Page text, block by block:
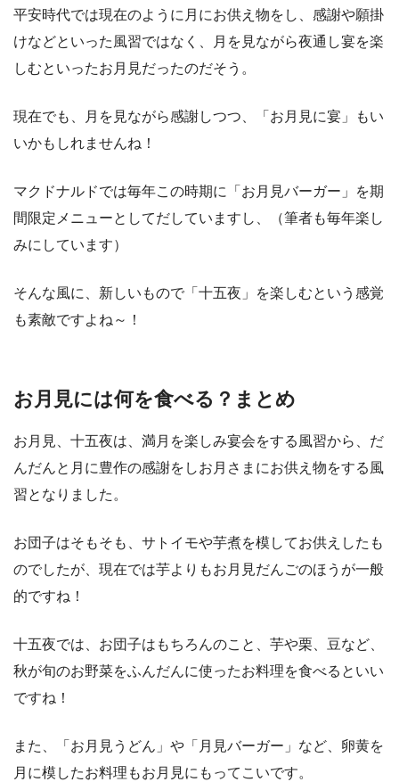
平安時代では現在のように月にお供え物をし、感謝や願掛
けなどといった風習ではなく、月を見ながら夜通し宴を楽
しむといったお月見だったのだそう。
現在でも、月を見ながら感謝しつつ、「お月見に宴」もい
いかもしれませんね！
マクドナルドでは毎年この時期に「お月見バーガー」を期
間限定メニューとしてだしていますし、（筆者も毎年楽し
みにしています）
そんな風に、新しいもので「十五夜」を楽しむという感覚
も素敵ですよね～！
お月見には何を食べる？まとめ
お月見、十五夜は、満月を楽しみ宴会をする風習から、だ
んだんと月に豊作の感謝をしお月さまにお供え物をする風
習となりました。
お団子はそもそも、サトイモや芋煮を模してお供えしたも
のでしたが、現在では芋よりもお月見だんごのほうが一般
的ですね！
十五夜では、お団子はもちろんのこと、芋や栗、豆など、
秋が旬のお野菜をふんだんに使ったお料理を食べるといい
ですね！
また、「お月見うどん」や「月見バーガー」など、卵黄を
月に模したお料理もお月見にもってこいです。